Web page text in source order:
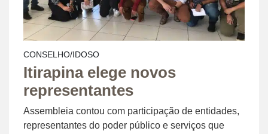
CONSELHO/IDOSO
Itirapina elege novos
representantes
Assembleia contou com participação de entidades,
representantes do poder público e serviços que